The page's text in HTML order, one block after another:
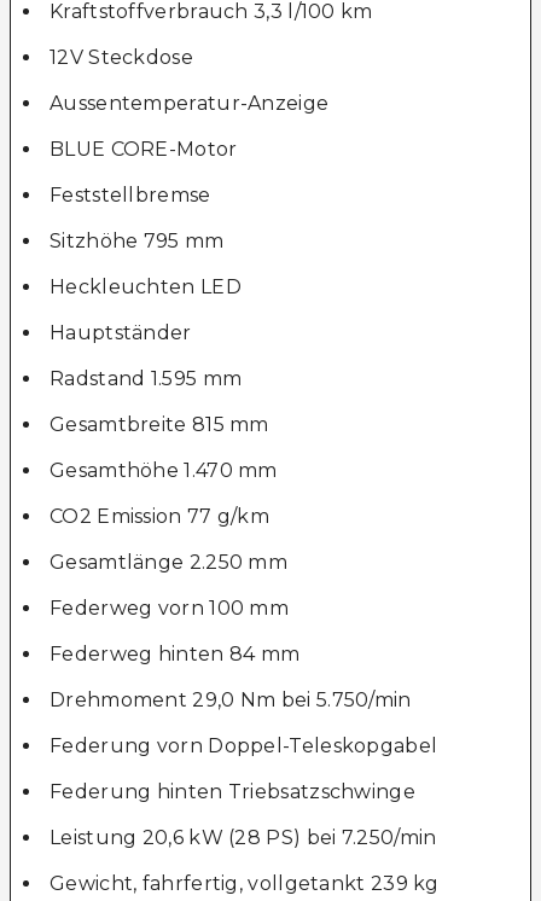
Kraftstoffverbrauch 3,3 l/100 km
12V Steckdose
Aussentemperatur-Anzeige
BLUE CORE-Motor
Feststellbremse
Sitzhöhe 795 mm
Heckleuchten LED
Hauptständer
Radstand 1.595 mm
Gesamtbreite 815 mm
Gesamthöhe 1.470 mm
CO2 Emission 77 g/km
Gesamtlänge 2.250 mm
Federweg vorn 100 mm
Federweg hinten 84 mm
Drehmoment 29,0 Nm bei 5.750/min
Federung vorn Doppel-Teleskopgabel
Federung hinten Triebsatzschwinge
Leistung 20,6 kW (28 PS) bei 7.250/min
Gewicht, fahrfertig, vollgetankt 239 kg